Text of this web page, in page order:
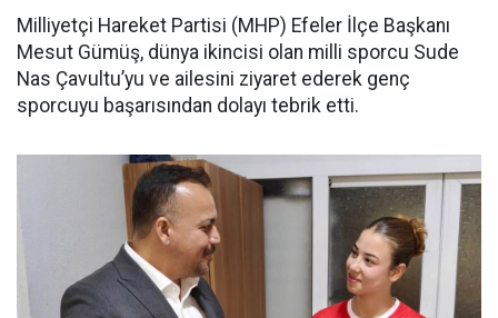
Milliyetçi Hareket Partisi (MHP) Efeler İlçe Başkanı
Mesut Gümüş, dünya ikincisi olan milli sporcu Sude
Nas Çavultu’yu ve ailesini ziyaret ederek genç
sporcuyu başarısından dolayı tebrik etti.